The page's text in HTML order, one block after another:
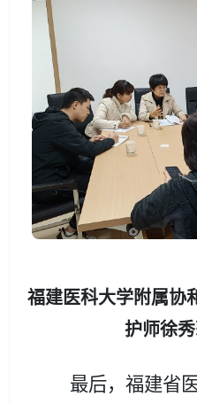
福建医科大学附属协
护师徐
最后，福建省